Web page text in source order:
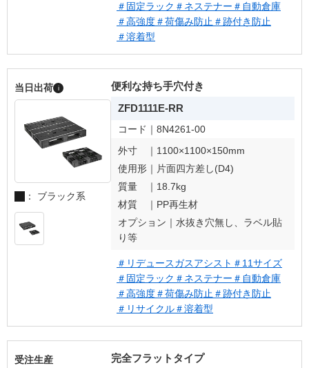
＃固定ラック ＃ネステナー ＃自動倉庫
＃高強度＃荷傷み防止 ＃跡付き防止
＃溶着型
当日出荷 i
： ブラック系
便利な持ち手穴付き
ZFD1111E-RR
コード｜ 8N4261-00
外寸 ｜ 1100×1100×150mm
使用形｜ 片面四方差し(D4)
質量 ｜ 18.7kg
材質 ｜ PP再生材
オプション｜ 水抜き穴無し、ラベル貼
り等
＃リデュースガスアシスト ＃11サイズ
＃固定ラック ＃ネステナー ＃自動倉庫
＃高強度＃荷傷み防止 ＃跡付き防止
＃リサイクル＃溶着型
受注生産
完全フラットタイプ